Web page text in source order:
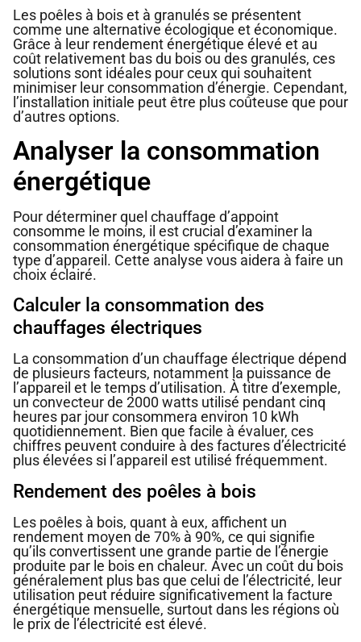
Les poêles à bois et à granulés se présentent
comme une alternative écologique et économique.
Grâce à leur rendement énergétique élevé et au
coût relativement bas du bois ou des granulés, ces
solutions sont idéales pour ceux qui souhaitent
minimiser leur consommation d’énergie. Cependant,
l’installation initiale peut être plus coûteuse que pour
d’autres options.
Analyser la consommation
énergétique
Pour déterminer quel chauffage d’appoint
consomme le moins, il est crucial d’examiner la
consommation énergétique spécifique de chaque
type d’appareil. Cette analyse vous aidera à faire un
choix éclairé.
Calculer la consommation des
chauffages électriques
La consommation d’un chauffage électrique dépend
de plusieurs facteurs, notamment la puissance de
l’appareil et le temps d’utilisation. À titre d’exemple,
un convecteur de 2000 watts utilisé pendant cinq
heures par jour consommera environ 10 kWh
quotidiennement. Bien que facile à évaluer, ces
chiffres peuvent conduire à des factures d’électricité
plus élevées si l’appareil est utilisé fréquemment.
Rendement des poêles à bois
Les poêles à bois, quant à eux, affichent un
rendement moyen de 70% à 90%, ce qui signifie
qu’ils convertissent une grande partie de l’énergie
produite par le bois en chaleur. Avec un coût du bois
généralement plus bas que celui de l’électricité, leur
utilisation peut réduire significativement la facture
énergétique mensuelle, surtout dans les régions où
le prix de l’électricité est élevé.